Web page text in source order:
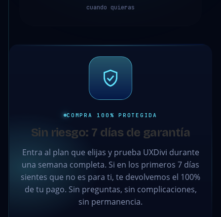
cuando quieras
COMPRA 100% PROTEGIDA
Sin riesgo: 7 días de garantía
Entra al plan que elijas y prueba UXDivi durante
una semana completa. Si en los primeros 7 días
sientes que no es para ti, te devolvemos el 100%
de tu pago. Sin preguntas, sin complicaciones,
sin permanencia.